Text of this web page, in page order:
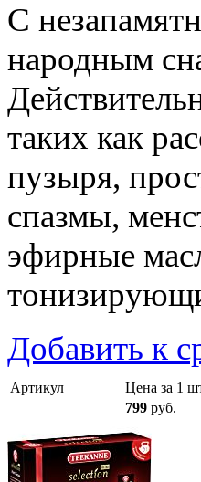
С
народным
таких как
пузыря,
спазмы,
эфирные
Добавить к
Артикул Цена за 1
799 руб.